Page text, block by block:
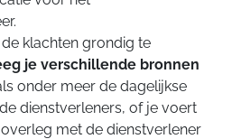
klachten grondig te
je verschillende bronnen
onder meer de dagelijkse
dienstverleners, of je voert
met de dienstverlener